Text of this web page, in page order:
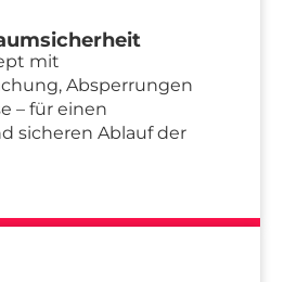
mit
Absperrungen
– für einen
sicheren Ablauf der